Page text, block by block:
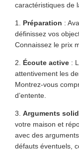
caractéristiques de
1. Préparation :
définissez vos
Connaissez le prix
2. Écoute active :
attentivement les
Montrez-vous
d’entente.
3. Arguments
votre maison et
avec des
défauts éventuels,